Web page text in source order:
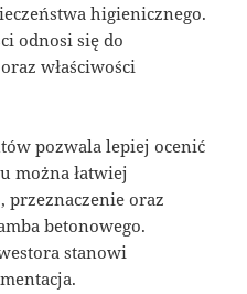
higienicznego.
odnosi się do
właściwości
pozwala lepiej ocenić
można łatwiej
przeznaczenie oraz
betonowego.
stanowi